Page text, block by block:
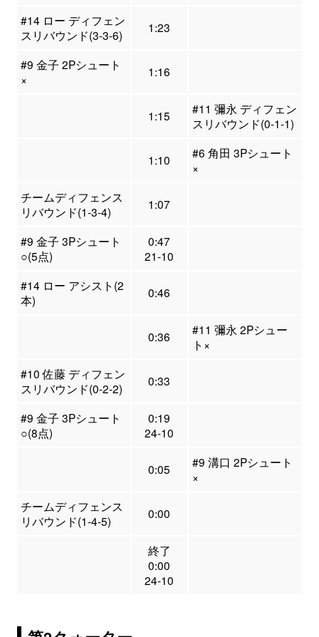
#14 ロー ディフェン
スリバウンド(3-3-6)
1:23
#9 金子 2Pシュート
×
1:16
1:15
#11 彌永 ディフェン
スリバウンド(0-1-1)
1:10
#6 角田 3Pシュート
×
チームディフェンス
リバウンド(1-3-4)
1:07
#9 金子 3Pシュート
○(5点)
0:47
21-10
#14 ロー アシスト(2
本)
0:46
0:36
#11 彌永 2Pシュー
ト×
#10 佐藤 ディフェン
スリバウンド(0-2-2)
0:33
#9 金子 3Pシュート
○(8点)
0:19
24-10
0:05
#9 溝口 2Pシュート
×
チームディフェンス
リバウンド(1-4-5)
0:00
終了
0:00
24-10